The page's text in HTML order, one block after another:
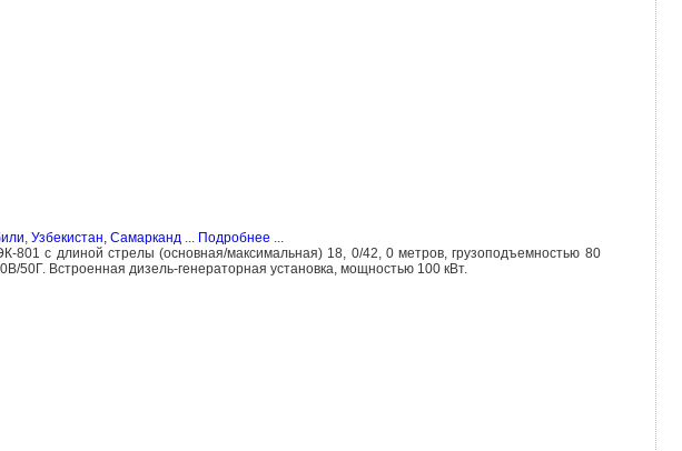
, Узбекистан, Самарканд... Подробнее ...
801 с длиной стрелы (основная/максимальная) 18, 0/42, 0 метров, грузоподъемностью 80
50Г. Встроенная дизель-генераторная установка, мощностью 100 кВт.